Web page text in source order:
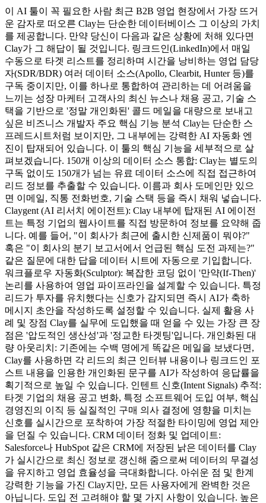
이 AI 툴이 꼭 필요한 사람 최근 B2B 영업 현장에서 가장 뜨거
운 감자로 떠오른 Clay는 단순한 데이터베이스 그 이상의 가치
를 제공합니다. 만약 당신이 다음과 같은 상황에 처해 있다면
Clay가 그 해답이 될 것입니다. 링크드인(LinkedIn)에서 매일
수동으로 타겟 리스트를 정리하며 시간을 낭비하는 영업 담당
자(SDR/BDR) 여러 데이터 소스(Apollo, Clearbit, Hunter 등)를
구독 중이지만, 이를 하나로 통합하여 관리하는 데 어려움을
느끼는 성장 마케터 고객사의 최신 뉴스나 채용 공고, 기술 스
택을 기반으로 '정말 개인화된' 콜드 메일을 대량으로 보내고
싶은 비즈니스 개발자 주요 핵심 기능 분석 Clay는 단순한 스
프레드시트처럼 보이지만, 그 내부에는 강력한 AI 자동화 엔
진이 탑재되어 있습니다. 이 툴의 핵심 기능을 세부적으로 살
펴보겠습니다. 150개 이상의 데이터 소스 통합: Clay는 별도의
구독 없이도 150개가 넘는 유료 데이터 소스에 직접 접근하여
리드 정보를 추출할 수 있습니다. 이름과 회사 도메인만 있으
면 이메일, 직통 전화번호, 기술 스택 등을 즉시 채워 넣습니다.
Claygent (AI 리서치 에이전트): Clay 내부에 탑재된 AI 에이전
트는 특정 기업의 웹사이트를 직접 방문하여 정보를 요약해 줍
니다. 예를 들어, "이 회사가 최근에 출시한 신제품이 뭐야?"
혹은 "이 회사의 분기 보고서에서 언급된 핵심 도전 과제는?"
같은 질문에 대한 답을 데이터 시트에 자동으로 기입합니다.
워크플로우 자동화(Sculptor): 복잡한 코딩 없이 '만약(If-Then)'
논리를 사용하여 영업 파이프라인을 설계할 수 있습니다. 특정
리드가 투자를 유치했다는 신호가 감지되면 즉시 AI가 축하
메시지 초안을 작성하도록 설정할 수 있습니다. 실제 활용 사
례 및 장점 Clay를 실무에 도입했을 때 얻을 수 있는 가장 큰 장
점은 '압도적인 생산성'과 '정교한 타겟팅'입니다. 개인화된 대
량 아웃리치: 기존에는 수백 명에게 똑같은 메일을 보냈다면,
Clay를 사용하면 각 리드의 최근 인터뷰 내용이나 링크드인 포
스트 내용을 인용한 개인화된 문구를 AI가 작성하여 응답률을
획기적으로 높일 수 있습니다. 인텐트 신호(Intent Signals) 추적:
타겟 기업의 채용 공고 변화, 특정 소프트웨어 도입 여부, 핵심
경영진의 이직 등 실질적인 구매 의사 결정에 영향을 미치는
신호를 실시간으로 포착하여 가장 적절한 타이밍에 영업 제안
을 던질 수 있습니다. CRM 데이터 정화 및 업데이트:
Salesforce나 HubSpot 같은 CRM에 저장된 낡은 데이터를 Clay
가 실시간으로 최신 정보로 갱신해 줌으로써 데이터의 무결성
을 유지하고 영업 효율성을 극대화합니다. 아쉬운 점 및 한계
강력한 기능을 가진 Clay지만, 모든 사용자에게 완벽한 것은
아닙니다. 도입 전 고려해야 할 몇 가지 사항이 있습니다. 높은